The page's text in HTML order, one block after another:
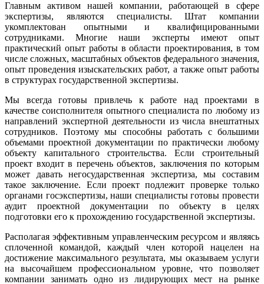
Главным активом нашей компании, работающей в сфере
экспертизы, являются специалисты. Штат компании
укомплектован опытными и квалифицированными
сотрудниками. Многие наши эксперты имеют опыт
практический опыт работы в области проектирования, в том
числе сложных, масштабных объектов федерального значения,
опыт проведения изыскательских работ, а также опыт работы
в структурах государственной экспертизы.
Мы всегда готовы привлечь к работе над проектами в
качестве соисполнителя опытного специалиста по любому из
направлений экспертной деятельности из числа внештатных
сотрудников. Поэтому мы способны работать с большими
объемами проектной документации по практически любому
объекту капитального строительства. Если строительный
проект входит в перечень объектов, заключения по которым
может давать негосударственная экспертиза, мы составим
такое заключение. Если проект подлежит проверке только
органами госэкспертизы, наши специалисты готовы провести
аудит проектной документации по объекту в целях
подготовки его к прохождению государственной экспертизы.
Располагая эффективным управленческим ресурсом и являясь
сплоченной командой, каждый член которой нацелен на
достижение максимального результата, мы оказываем услуги
на высочайшем профессиональном уровне, что позволяет
компании занимать одно из лидирующих мест на рынке